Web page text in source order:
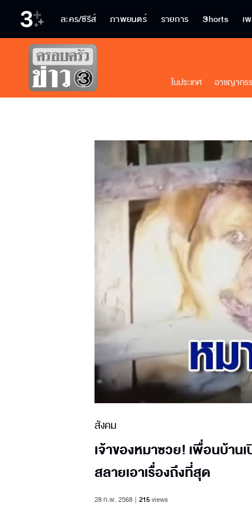
ละคร/ซีรีส์ ภาพยนตร์ รายการ Shorts เ
ในประเทศ อาชญากร
สังคม
เจ้าของหมาซวย! เพื่อนบ้า
สลายเอาเรื่องถึงที่สุด
28 ก.พ. 2568 215views